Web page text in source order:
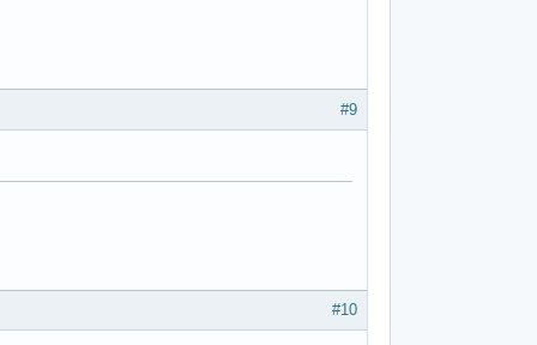
#9
#10